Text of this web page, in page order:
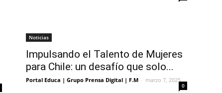
Noticias
Impulsando el Talento de Mujeres
para Chile: un desafío que solo...
Portal Educa | Grupo Prensa Digital | F.M - marzo 7, 2025
0